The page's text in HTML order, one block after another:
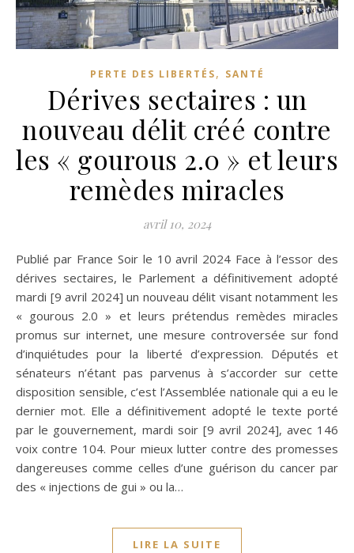
PERTE DES LIBERTÉS, SANTÉ
Dérives sectaires : un
nouveau délit créé contre
les « gourous 2.0 » et leurs
remèdes miracles
avril 10, 2024
Publié par France Soir le 10 avril 2024 Face à l’essor des
dérives sectaires, le Parlement a définitivement adopté
mardi [9 avril 2024] un nouveau délit visant notamment les
« gourous 2.0 » et leurs prétendus remèdes miracles
promus sur internet, une mesure controversée sur fond
d’inquiétudes pour la liberté d’expression. Députés et
sénateurs n’étant pas parvenus à s’accorder sur cette
disposition sensible, c’est l’Assemblée nationale qui a eu le
dernier mot. Elle a définitivement adopté le texte porté
par le gouvernement, mardi soir [9 avril 2024], avec 146
voix contre 104. Pour mieux lutter contre des promesses
dangereuses comme celles d’une guérison du cancer par
des « injections de gui » ou la…
LIRE LA SUITE